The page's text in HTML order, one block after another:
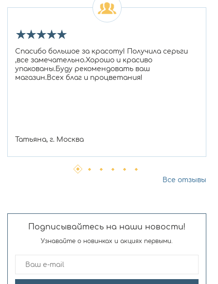
★★★★★
Спасибо большое за красоту! Получила серьги
,все замечательно.Хорошо и красиво
упакованы.Буду рекомендовать ваш
магазин.Всех благ и процветания!
Татьяна, г. Москва
Все отзывы
Подписывайтесь на наши новости!
Узнавайте о новинках и акциях первыми.